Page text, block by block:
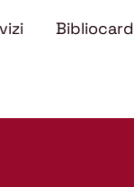
Bibliocard